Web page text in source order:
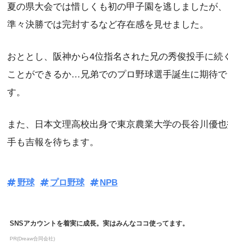
夏の県大会では惜しくも初の甲子園を逃しましたが、
準々決勝では完封するなど存在感を見せました。
おととし、阪神から4位指名された兄の秀俊投手に続
ことができるか…兄弟でのプロ野球選手誕生に期待で
す。
また、日本文理高校出身で東京農業大学の長谷川優
手も吉報を待ちます。
野球 プロ野球 NPB
SNSアカウントを着実に成長。実はみんなココ使ってます。
PR(Dreaw合同会社)